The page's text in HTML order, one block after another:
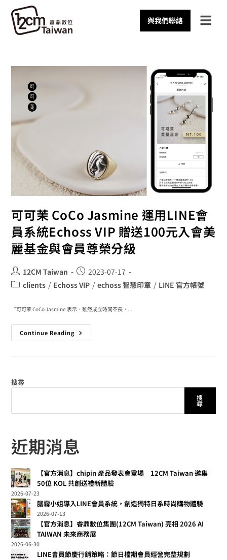
與我們聯絡
可可茉 CoCo Jasmine 運用LINE會
員系統Echoss VIP 贈送100元入會美
麗基金與會員尊榮分級
12CM Taiwan
2023-07-17
clients / Echoss VIP / echoss 智慧印章 / LINE 官方帳號
“可可茉 CoCo Jasmine 表示，雖然成立時間不長，...
Continue Reading
搜尋
搜
尋
近期消息
【官方消息】chipin 產品發表會登場 12CM Taiwan 邀集
50位 KOL 共創送禮新體驗
2026-07-23
腦霧小姐導入LINE會員系統，創造獨特日系時尚購物體驗
2026-07-13
【官方消息】睿鼎數位集團(12CM Taiwan) 亮相 2026 AI
TAIWAN 未來商務展
2026-06-30
LINE會員節慶行銷策略：節日檔期會員經營完整規劃